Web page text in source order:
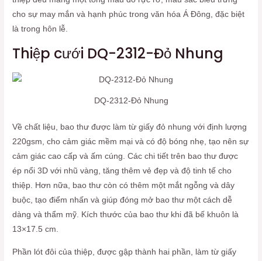
cho sự may mắn và hạnh phúc trong văn hóa Á Đông, đặc biệt
là trong hôn lễ.
Thiệp cưới DQ-2312-Đỏ Nhung
DQ-2312-Đỏ Nhung
Về chất liệu, bao thư được làm từ giấy đỏ nhung với định lượng
220gsm, cho cảm giác mềm mại và có độ bóng nhẹ, tạo nên sự
cảm giác cao cấp và ấm cúng. Các chi tiết trên bao thư được
ép nổi 3D với nhũ vàng, tăng thêm vẻ đẹp và độ tinh tế cho
thiệp. Hơn nữa, bao thư còn có thêm một mắt ngỗng và dây
buộc, tạo điểm nhấn và giúp đóng mở bao thư một cách dễ
dàng và thẩm mỹ. Kích thước của bao thư khi đã bế khuôn là
13×17.5 cm.
Phần lót đôi của thiệp, được gập thành hai phần, làm từ giấy